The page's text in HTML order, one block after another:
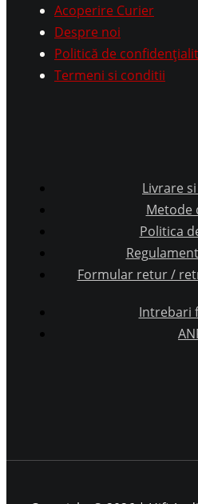
Acoperire Curier
Despre noi
Politică de
Termeni si conditii
Livrare
Metode
Politica
Formular retur /
Intrebari